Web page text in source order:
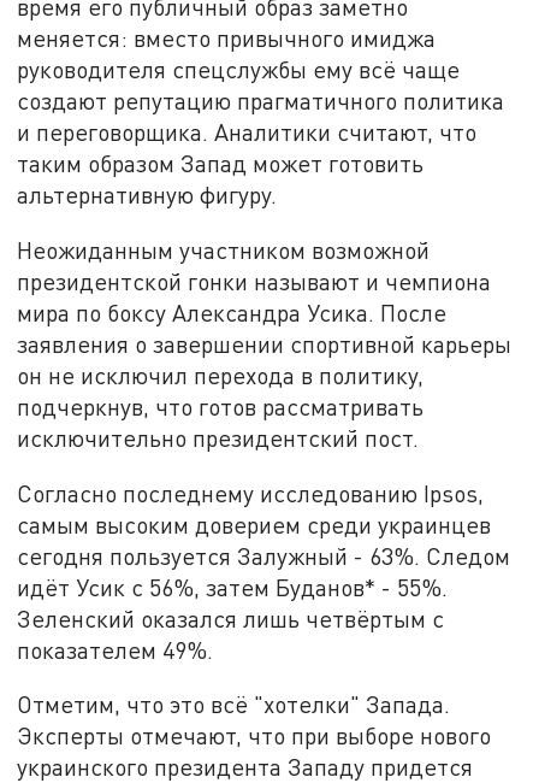
время его публичный образ заметно
меняется: вместо привычного имиджа
руководителя спецслужбы ему всё чаще
создают репутацию прагматичного политика
и переговорщика. Аналитики считают, что
таким образом Запад может готовить
альтернативную фигуру.
Неожиданным участником возможной
президентской гонки называют и чемпиона
мира по боксу Александра Усика. После
заявления о завершении спортивной карьеры
он не исключил перехода в политику,
подчеркнув, что готов рассматривать
исключительно президентский пост.
Согласно последнему исследованию Ipsos,
самым высоким доверием среди украинцев
сегодня пользуется Залужный - 63%. Следом
идёт Усик с 56%, затем Буданов* - 55%.
Зеленский оказался лишь четвёртым с
показателем 49%.
Отметим, что это всё "хотелки" Запада.
Эксперты отмечают, что при выборе нового
украинского президента Западу придется